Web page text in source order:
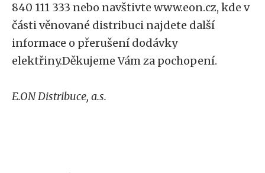
840 111 333 nebo navštivte www.eon.cz, kde v
části věnované distribuci najdete další
informace o přerušení dodávky
elektřiny.Děkujeme Vám za pochopení.
E.ON Distribuce, a.s.